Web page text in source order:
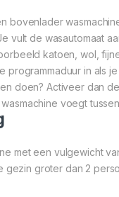
bovenlader
vult de wasautomaat
katoen, wol,
programmaduur in als
doen? Activeer dan
voegt
met een vulgewicht
gezin groter dan 2